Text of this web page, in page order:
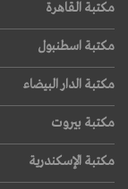
مكتبة القاهرة
مكتبة اسطنبول
مكتبة الدار البيضاء
مكتبة بيروت
مكتبة الإسكندرية